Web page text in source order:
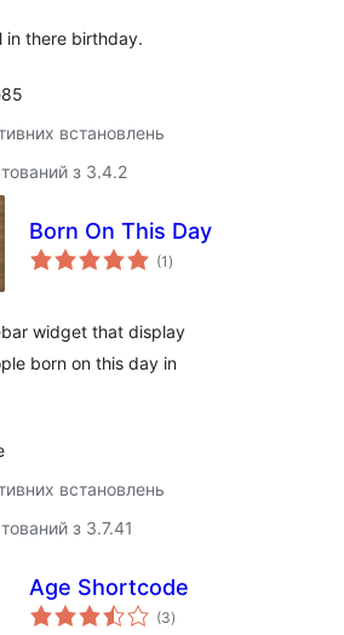
in there birthday.
встановлень
з 3.4.2
Born On This Day
(1 загальний
рейтинг
)
widget that display
born on this day in
встановлень
з 3.7.41
Age Shortcode
(3загальний
рейтинг
)